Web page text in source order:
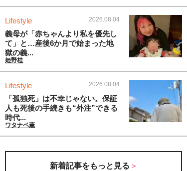
Lifestyle 2026.08.04
義母が「赤ちゃんより私を優先し
て」と…産後6か月で始まった地
獄の義...
姫野桂
Lifestyle 2026.08.04
「孤独死」は不幸じゃない。保証
人も死後の手続きも“外注”できる
時代...
ワタナベ薫
新着記事をもっと見る